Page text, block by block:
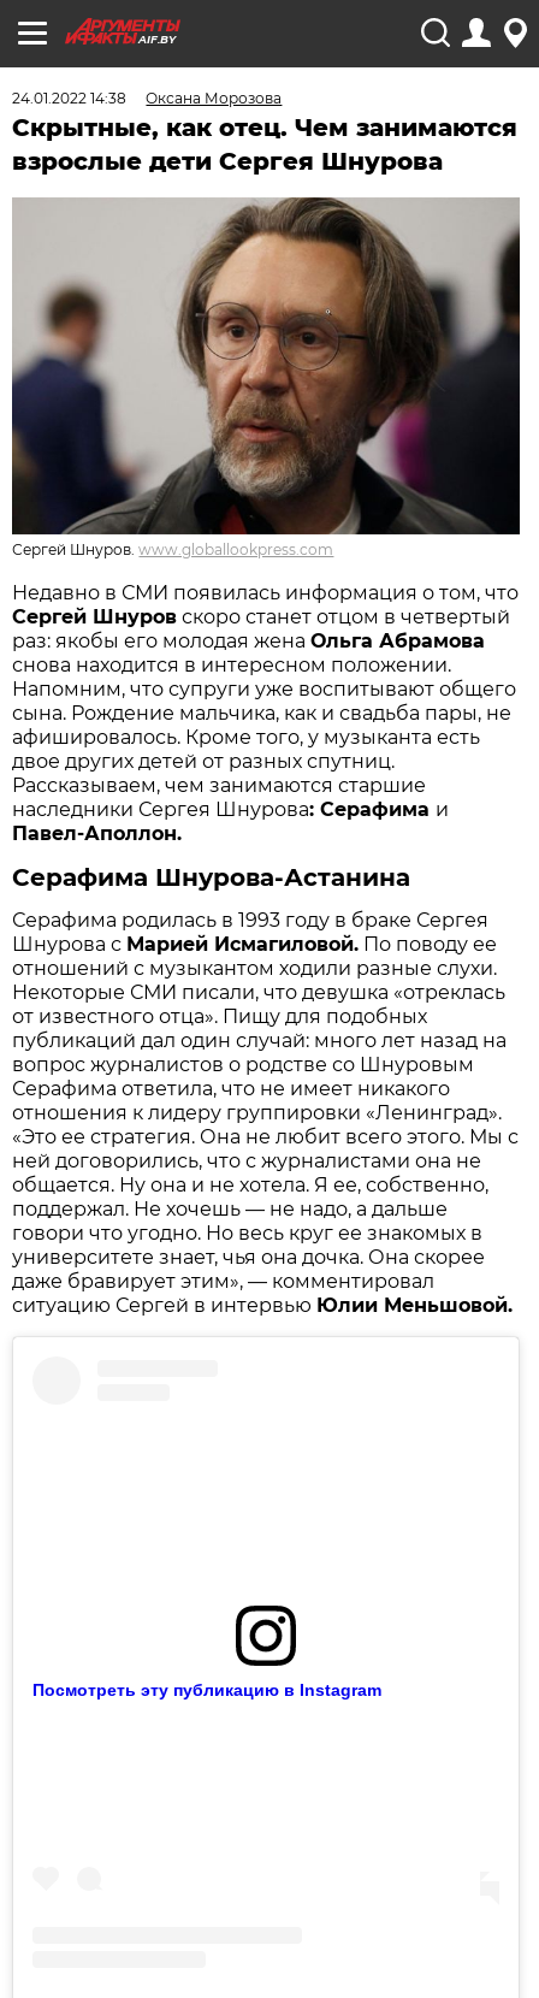
AIF.BY
24.01.2022 14:38 Оксана Морозова
Скрытные, как отец. Чем занимаются
взрослые дети Сергея Шнурова
Сергей Шнуров. www.globallookpress.com
Недавно в СМИ появилась информация о том, что
Сергей Шнуров скоро станет отцом в четвертый
раз: якобы его молодая женаОльга Абрамова
снова находится в интересном положении.
Напомним, что супруги уже воспитывают общего
сына. Рождение мальчика, как и свадьба пары, не
афишировалось. Кроме того, у музыканта есть
двое других детей от разных спутниц.
Рассказываем, чем занимаются старшие
наследники Сергея Шнурова: Серафима и
Павел-Аполлон.
Серафима Шнурова-Астанина
Серафима родилась в 1993 году в браке Сергея
Шнурова с Марией Исмагиловой. По поводу ее
отношений с музыкантом ходили разные слухи.
Некоторые СМИ писали, что девушка «отреклась
от известного отца». Пищу для подобных
публикаций дал один случай: много лет назад на
вопрос журналистов о родстве со Шнуровым
Серафима ответила, что не имеет никакого
отношения к лидеру группировки «Ленинград».
«Это ее стратегия. Она не любит всего этого. Мы с
ней договорились, что с журналистами она не
общается. Ну она и не хотела. Я ее, собственно,
поддержал. Не хочешь — не надо, а дальше
говори что угодно. Но весь круг ее знакомых в
университете знает, чья она дочка. Она скорее
даже бравирует этим», — комментировал
ситуацию Сергей в интервью Юлии Меньшовой.
Посмотреть эту публикацию в Instagram